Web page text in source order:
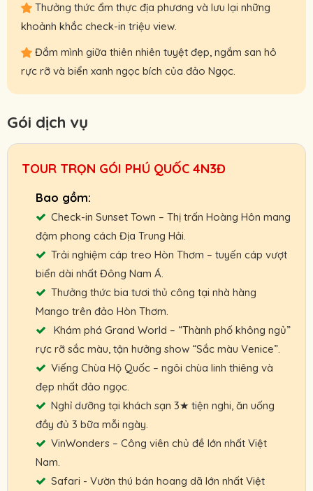
Thưởng thức ẩm thực địa phương và lưu lại những
khoảnh khắc check-in triệu view.
Đắm mình giữa thiên nhiên tuyệt đẹp, ngắm san hô
rực rỡ và biển xanh ngọc bích của đảo Ngọc.
Gói dịch vụ
TOUR TRỌN GÓI PHÚ QUỐC 4N3Đ
Check-in Sunset Town – Thị trấn Hoàng Hôn mang
đậm phong cách Địa Trung Hải.
Trải nghiệm cáp treo Hòn Thơm – tuyến cáp vượt
biển dài nhất Đông Nam Á.
Thưởng thức bia tươi thủ công tại nhà hàng
Mango trên đảo Hòn Thơm.
Khám phá Grand World – “Thành phố không ngủ”
rực rỡ sắc màu, tận hưởng show “Sắc màu Venice”.
Viếng Chùa Hộ Quốc – ngôi chùa linh thiêng và
đẹp nhất đảo ngọc.
Nghỉ dưỡng tại khách sạn 3★ tiện nghi, ăn uống
đầy đủ 3 bữa mỗi ngày.
VinWonders – Công viên chủ đề lớn nhất Việt
Nam.
Safari - Vườn thú bán hoang dã lớn nhất Việt